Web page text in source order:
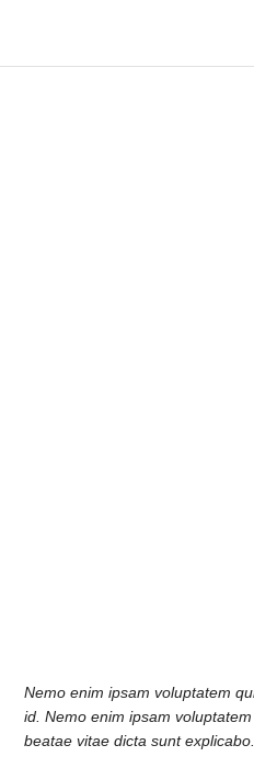
Nemo enim ipsam voluptatem
id. Nemo enim ipsam
beatae vitae dicta sunt